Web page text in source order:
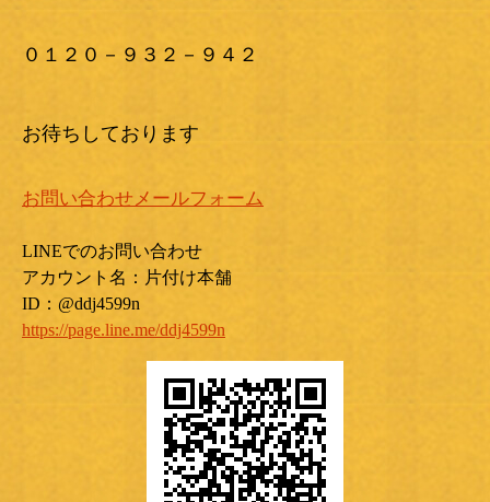
０１２０－９３２－９４２
お待ちしております
お問い合わせメールフォーム
LINEでのお問い合わせ
アカウント名：片付け本舗
ID：@ddj4599n
https://page.line.me/ddj4599n